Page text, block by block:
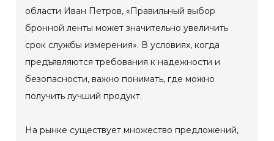
области Иван Петров, «Правильный выбор
бронной ленты может значительно увеличить
срок службы измерения». В условиях, когда
предъявляются требования к надежности и
безопасности, важно понимать, где можно
получить лучший продукт.
На рынке существует множество предложений,